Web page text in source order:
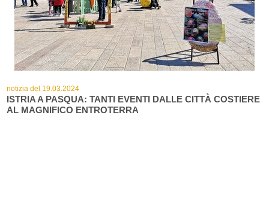
notizia del 19.03.2024
ISTRIA A PASQUA: TANTI EVENTI DALLE CITTÀ COSTIERE
AL MAGNIFICO ENTROTERRA